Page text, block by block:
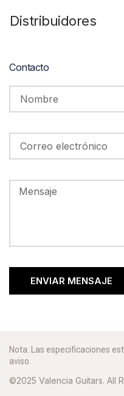
Distribuidores
Contacto
ENVIAR MENSAJE
Nota: Las especificaciones
aviso.
©2025 Valencia Guitars. All